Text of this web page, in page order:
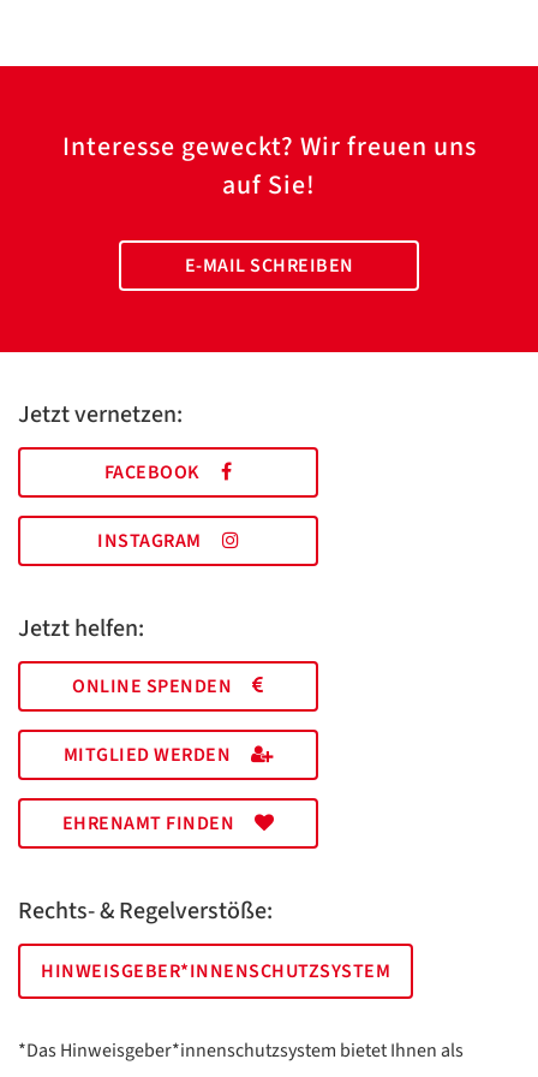
Interesse geweckt? Wir freuen uns
auf Sie!
E-MAIL SCHREIBEN
Jetzt vernetzen:
FACEBOOK
INSTAGRAM
Jetzt helfen:
ONLINE SPENDEN
MITGLIED WERDEN
EHRENAMT FINDEN
Rechts- & Regelverstöße:
HINWEISGEBER*INNENSCHUTZSYSTEM
*Das Hinweisgeber*innenschutzsystem bietet Ihnen als